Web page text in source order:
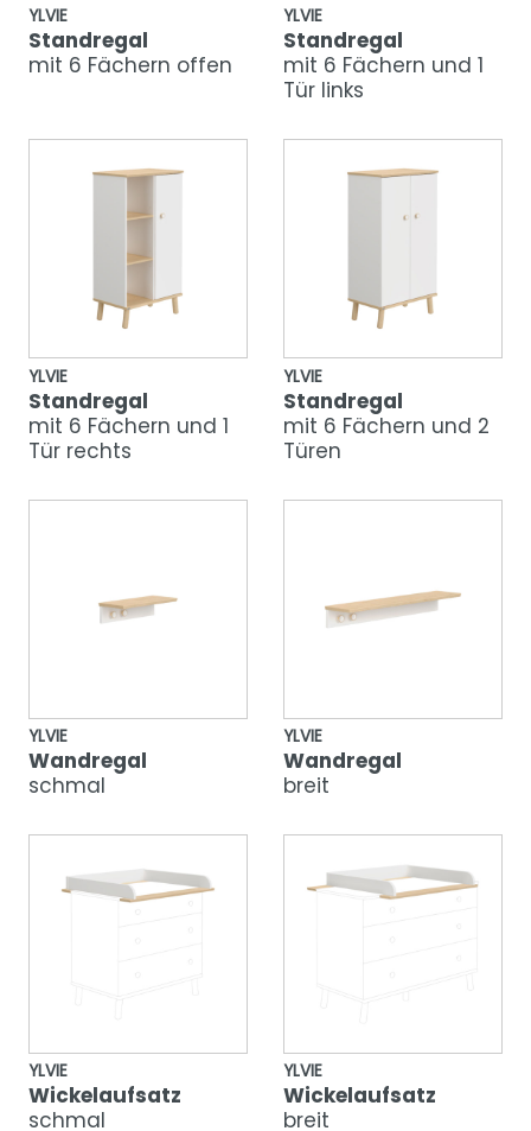
YLVIE
Standregal
mit 6 Fächern offen
YLVIE
Standregal
mit 6 Fächern und 1
Tür links
YLVIE
Standregal
mit 6 Fächern und 1
Tür rechts
YLVIE
Standregal
mit 6 Fächern und 2
Türen
YLVIE
Wandregal
schmal
YLVIE
Wandregal
breit
YLVIE
Wickelaufsatz
schmal
YLVIE
Wickelaufsatz
breit